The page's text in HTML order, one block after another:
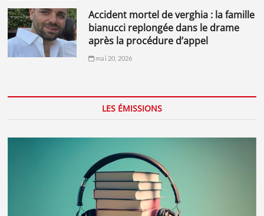
accident mortel de verghia : la famille
bianucci replongée dans le drame
après la procédure d’appel
mai 20, 2026
LES ÉMISSIONS